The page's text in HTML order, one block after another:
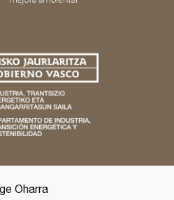
Oharra